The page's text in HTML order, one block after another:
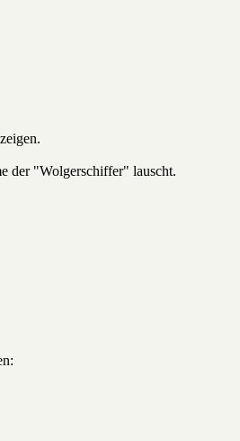
der "Wolgerschiffer" lauscht.